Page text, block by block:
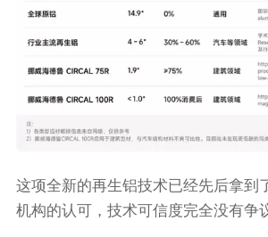
这项全新的再生铝技术已经先后拿到
机构的认可，技术可信度完全没有争